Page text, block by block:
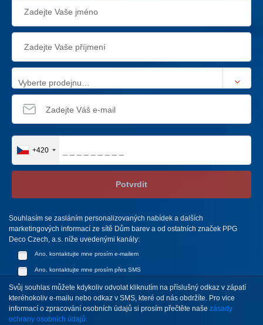
Vyberte prodejnu…
+420
Potvrdit
Souhlasím se zasláním personalizovaných nabídek a dalších
marketingových informací ze sítě Dům barev a od ostatních značek PPG
Deco Czech, a.s. níže uvedenými kanály:
Ano, kontaktujte mne prosím e-mailem
Ano, kontaktujte mne prosím přes SMS
Svůj souhlas můžete kdykoliv odvolat kliknutím na příslušný odkaz v zápatí
kteréhokoliv e-mailu nebo odkaz v SMS, které od nás obdržíte. Pro vice
informací o zpracování osobních údajů si prosím přečtěte naše zásady
ochrany osobních údajů.